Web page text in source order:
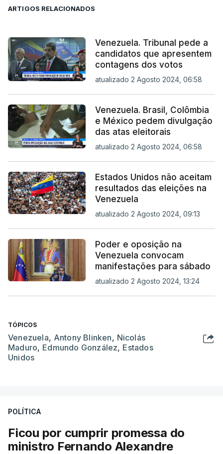
ARTIGOS RELACIONADOS
Venezuela. Tribunal pede a
candidatos que apresentem
contagens dos votos
atualizado 2 Agosto 2024, 06:58
Venezuela. Brasil, Colômbia
e México pedem divulgação
das atas eleitorais
atualizado 2 Agosto 2024, 06:58
Estados Unidos não aceitam
resultados das eleições na
Venezuela
atualizado 2 Agosto 2024, 09:13
Poder e oposição na
Venezuela convocam
manifestações para sábado
atualizado 2 Agosto 2024, 13:24
TÓPICOS
Venezuela, Antony Blinken, Nicolás
Maduro, Edmundo González, Estados
Unidos
POLÍTICA
Ficou por cumprir promessa do
ministro Fernando Alexandre